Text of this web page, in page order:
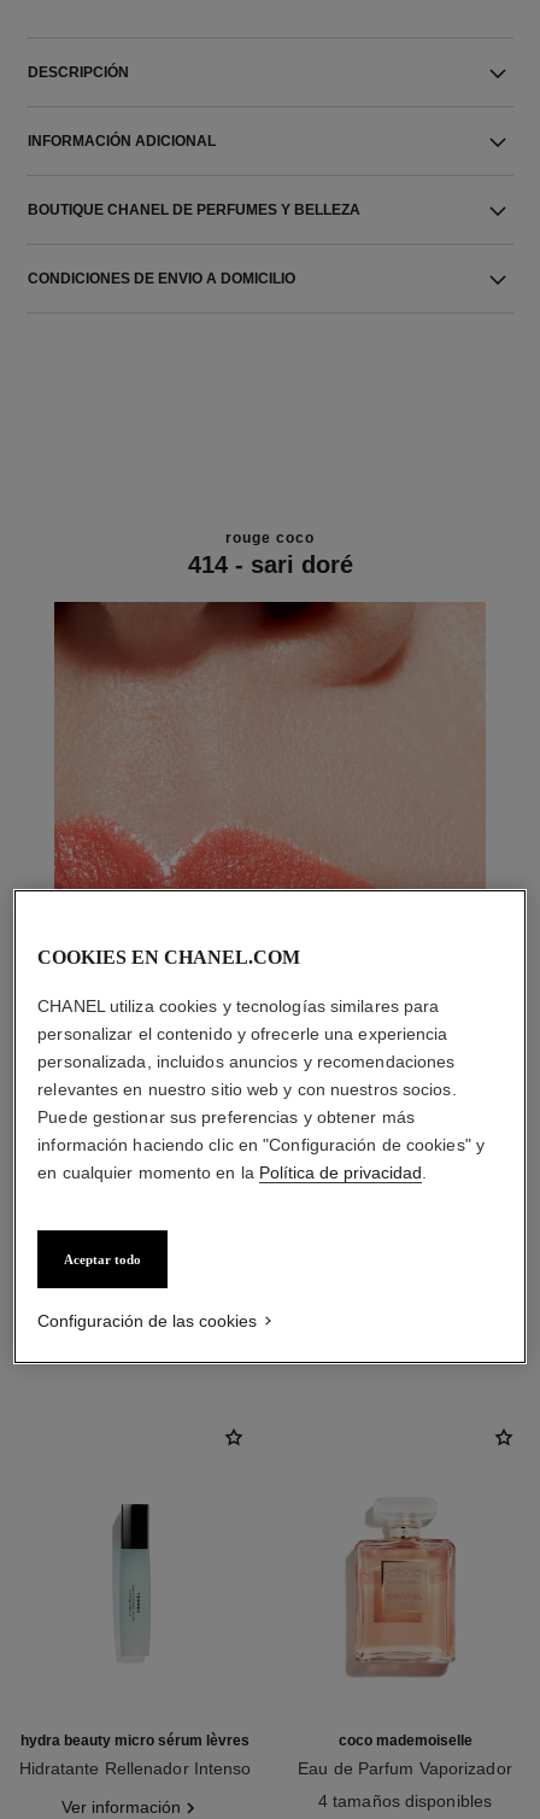
DESCRIPCIÓN
INFORMACIÓN ADICIONAL
BOUTIQUE CHANEL DE PERFUMES Y BELLEZA
CONDICIONES DE ENVIO A DOMICILIO
rouge coco
414 - sari doré
hydra beauty micro sérum lèvres
Hidratante Rellenador Intenso
Ver información
coco mademoiselle
Eau de Parfum Vaporizador
4 tamaños disponibles
COOKIES EN CHANEL.COM
CHANEL utiliza cookies y tecnologías similares para
personalizar el contenido y ofrecerle una experiencia
personalizada, incluidos anuncios y recomendaciones
relevantes en nuestro sitio web y con nuestros socios.
Puede gestionar sus preferencias y obtener más
información haciendo clic en "Configuración de cookies" y
en cualquier momento en la Política de privacidad
Aceptar todo
Configuración de las cookies